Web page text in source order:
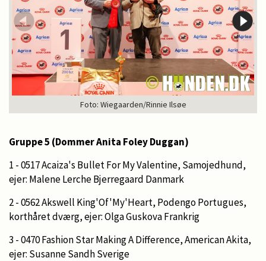
Foto: Wiegaarden/Rinnie Ilsøe
Gruppe 5 (Dommer Anita Foley Duggan)
1 - 0517 Acaiza's Bullet For My Valentine, Samojedhund,
ejer: Malene Lerche Bjerregaard Danmark
2 - 0562 Akswell King'Of'My'Heart, Podengo Portugues,
korthåret dværg, ejer: Olga Guskova Frankrig
3 - 0470 Fashion Star Making A Difference, American Akita,
ejer: Susanne Sandh Sverige